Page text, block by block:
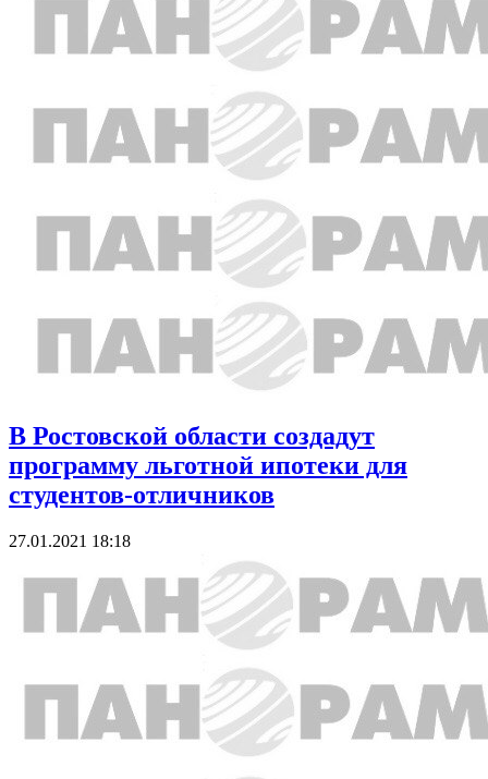
В Ростовской области создадут
программу льготной ипотеки для
студентов-отличников
27.01.2021 18:18